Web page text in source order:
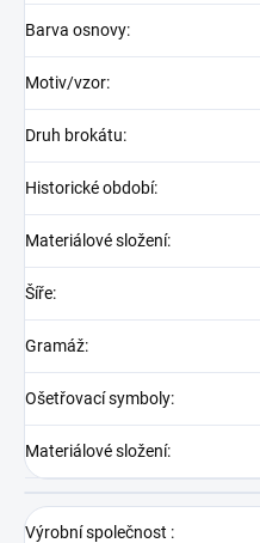
Barva osnovy:
Motiv/vzor:
Druh brokátu:
Historické období:
Materiálové složení:
Šíře:
Gramáž:
Ošetřovací symboly:
Materiálové složení:
Výrobní společnost :